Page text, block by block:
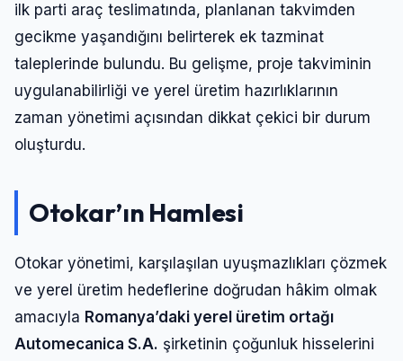
ilk parti araç teslimatında, planlanan takvimden
gecikme yaşandığını belirterek ek tazminat
taleplerinde bulundu. Bu gelişme, proje takviminin
uygulanabilirliği ve yerel üretim hazırlıklarının
zaman yönetimi açısından dikkat çekici bir durum
oluşturdu.
Otokar’ın Hamlesi
Otokar yönetimi, karşılaşılan uyuşmazlıkları çözmek
ve yerel üretim hedeflerine doğrudan hâkim olmak
amacıyla Romanya’daki yerel üretim ortağı
Automecanica S.A. şirketinin çoğunluk hisselerini